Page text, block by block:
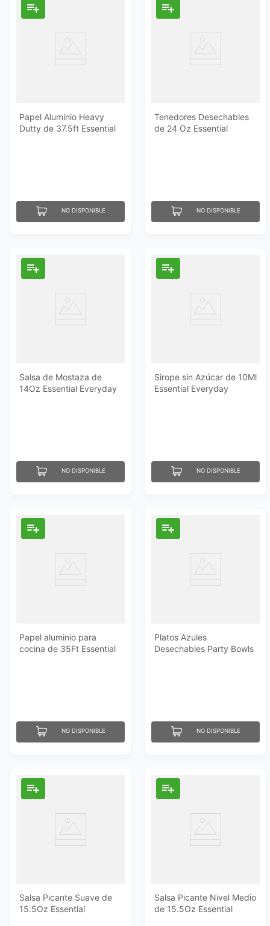
Papel Aluminio Heavy
Dutty de 37.5ft Essential
NO DISPONIBLE
Tenedores Desechables
de 24 Oz Essential
NO DISPONIBLE
Salsa de Mostaza de
14Oz Essential Everyday
NO DISPONIBLE
Sirope sin Azúcar de 10Ml
Essential Everyday
NO DISPONIBLE
Papel aluminio para
cocina de 35Ft Essential
NO DISPONIBLE
Platos Azules
Desechables Party Bowls
NO DISPONIBLE
Salsa Picante Suave de
15.5Oz Essential
Salsa Picante Nivel Medio
de 15.5Oz Essential